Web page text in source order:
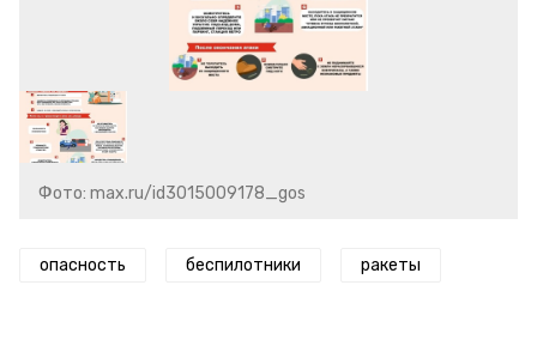
Фото: max.ru/id3015009178_gos
опасность беспилотники ракеты